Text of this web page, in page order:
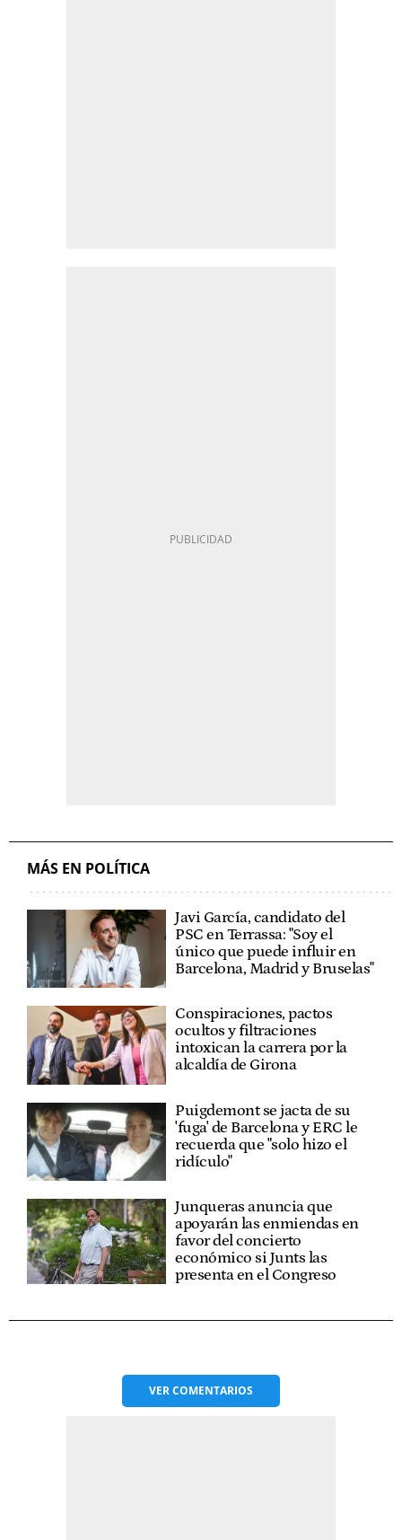
MÁS EN POLÍTICA
Javi García, candidato del
PSC en Terrassa: "Soy el
único que puede influir en
Barcelona, Madrid y Bruselas"
Conspiraciones, pactos
ocultos y filtraciones
intoxican la carrera por la
alcaldía de Girona
Puigdemont se jacta de su
'fuga' de Barcelona y ERC le
recuerda que "solo hizo el
ridículo"
Junqueras anuncia que
apoyarán las enmiendas en
favor del concierto
económico si Junts las
presenta en el Congreso
VERCOMENTARIOS